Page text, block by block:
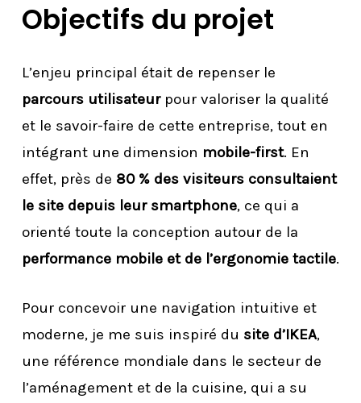
Objectifs du projet
L’enjeu principal était de repenser le
parcours utilisateurpour valoriser la qualité
et le savoir-faire de cette entreprise, tout en
intégrant une dimension mobile-first. En
effet, près de 80 % des visiteurs consultaient
le site depuis leur smartphone, ce qui a
orienté toute la conception autour de la
performance mobile et de l’ergonomie tactile.
Pour concevoir une navigation intuitive et
moderne, je me suis inspiré du site d’IKEA,
une référence mondiale dans le secteur de
l’aménagement et de la cuisine, qui a su